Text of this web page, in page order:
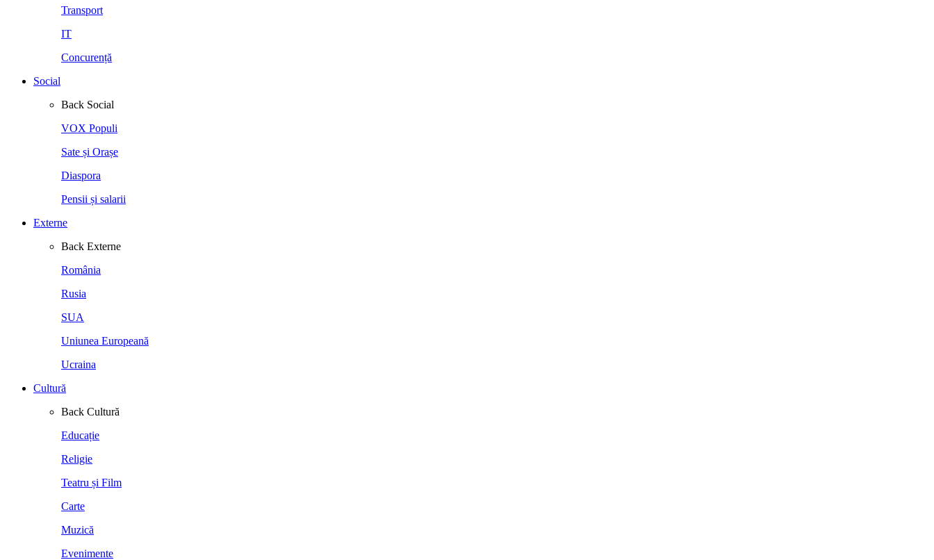
Transport
IT
Concurență
Social
Back Social
VOX Populi
Sate și Orașe
Diaspora
Pensii și salarii
Externe
Back Externe
România
Rusia
SUA
Uniunea Europeană
Ucraina
Cultură
Back Cultură
Educație
Religie
Teatru și Film
Carte
Muzică
Evenimente